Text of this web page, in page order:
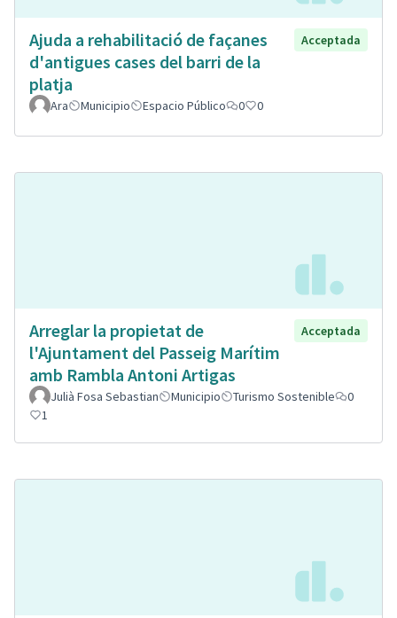
Ajuda a rehabilitació de façanes
d'antigues cases del barri de la
platja
Acceptada
Ara Municipio Espacio Público 0 0
Arreglar la propietat de
l'Ajuntament del Passeig Marítim
amb Rambla Antoni Artigas
Acceptada
Julià Fosa Sebastian Municipio Turismo Sostenible
0
1